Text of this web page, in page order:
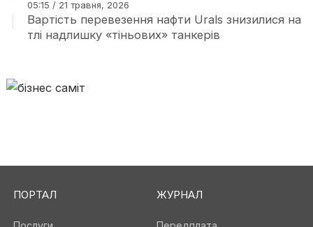
05:15 / 21 травня, 2026
Вартість перевезення нафти Urals знизилися на
тлі надлишку «тіньових» танкерів
ПОРТАЛ ЖУРНАЛ